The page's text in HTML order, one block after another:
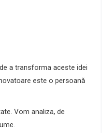
a transforma aceste idei
este o persoană
Vom analiza, de